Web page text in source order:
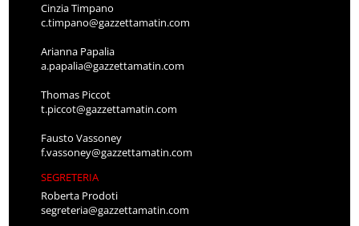
Cinzia Timpano
c.timpano@gazzettamatin.com
Arianna Papalia
a.papalia@gazzettamatin.com
Thomas Piccot
t.piccot@gazzettamatin.com
Fausto Vassoney
f.vassoney@gazzettamatin.com
SEGRETERIA
Roberta Prodoti
segreteria@gazzettamatin.com